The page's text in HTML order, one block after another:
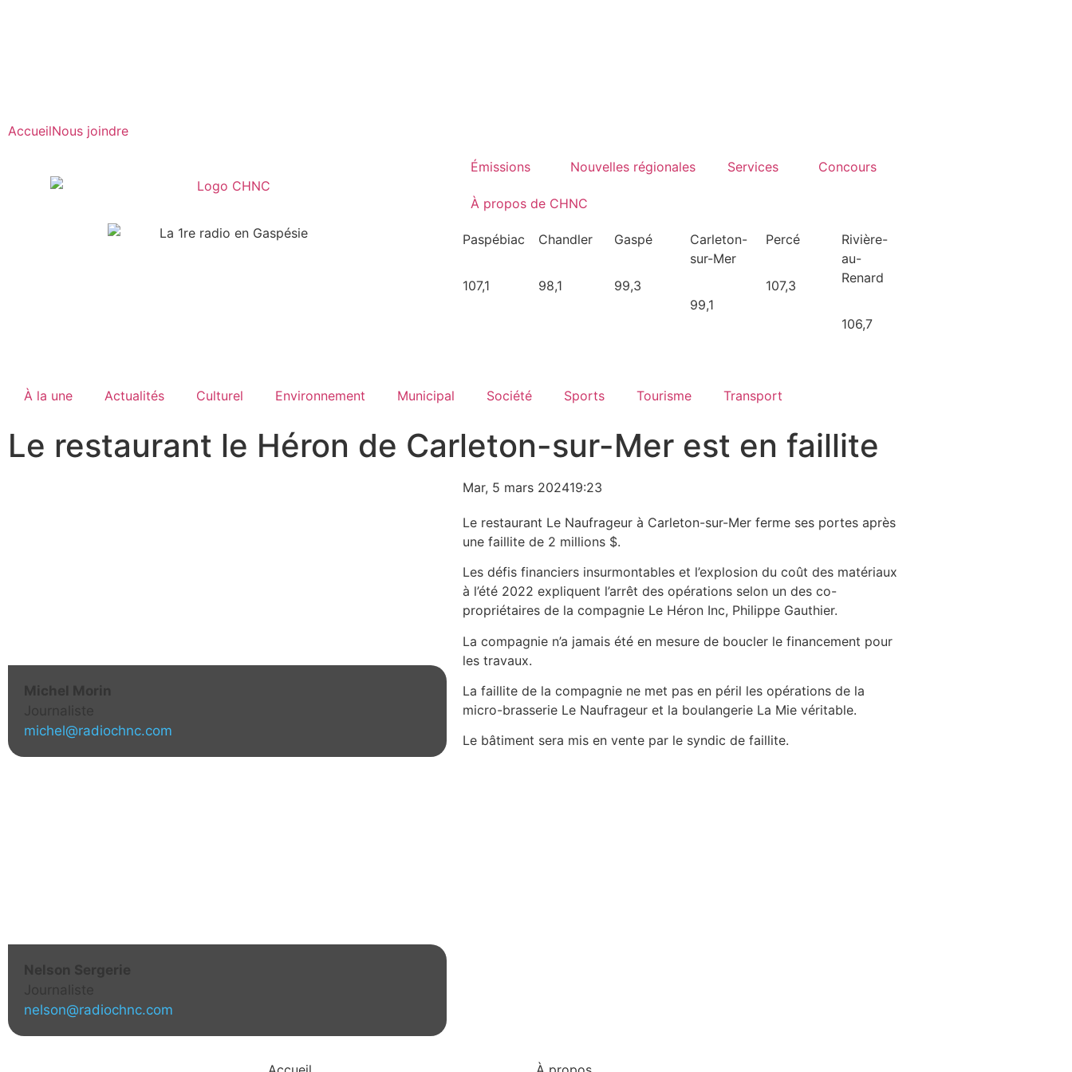
AccueilNous joindre
Émissions Nouvelles régionales Services Concours
À propos de CHNC
Paspébiac
107,1
Chandler
98,1
Gaspé
99,3
Carleton-
sur-Mer
99,1
Percé
107,3
Rivière-
au-
Renard
106,7
À la une Actualités Culturel Environnement Municipal Société Sports Tourisme Transport
Le restaurant le Héron de Carleton-sur-Mer est en faillite
Michel Morin
Journaliste
michel@radiochnc.com
Nelson Sergerie
Journaliste
nelson@radiochnc.com
Mar, 5 mars 202419:23
Le restaurant Le Naufrageur à Carleton-sur-Mer ferme ses portes après
une faillite de 2 millions $.
Les défis financiers insurmontables et l’explosion du coût des matériaux
à l’été 2022 expliquent l’arrêt des opérations selon un des co-
propriétaires de la compagnie Le Héron Inc, Philippe Gauthier.
La compagnie n’a jamais été en mesure de boucler le financement pour
les travaux.
La faillite de la compagnie ne met pas en péril les opérations de la
micro-brasserie Le Naufrageur et la boulangerie La Mie véritable.
Le bâtiment sera mis en vente par le syndic de faillite.